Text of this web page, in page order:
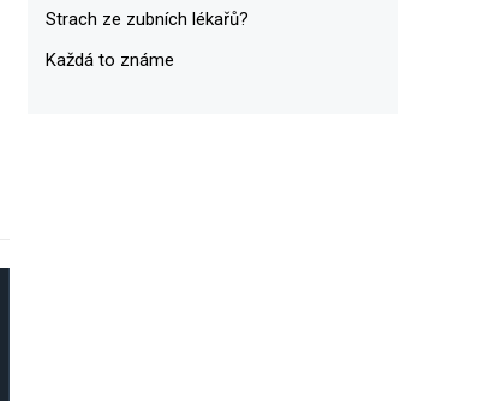
Strach ze zubních lékařů?
Každá to známe